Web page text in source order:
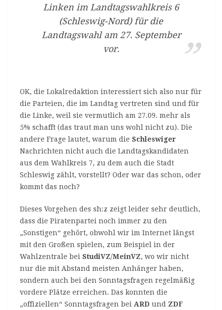
Linken im Landtagswahlkreis 6
(Schleswig-Nord) für die
Landtagswahl am 27. September
vor.
OK, die Lokalredaktion interessiert sich also nur für
die Parteien, die im Landtag vertreten sind und für
die Linke, weil sie vermutlich am 27.09. mehr als
5% schafft (das traut man uns wohl nicht zu). Die
andere Frage lautet, warum die Schleswiger
Nachrichten nicht auch die Landtagskandidaten
aus dem Wahlkreis 7, zu dem auch die Stadt
Schleswig zählt, vorstellt? Oder war das schon, oder
kommt das noch?
Dieses Vorgehen des sh:z zeigt leider sehr deutlich,
dass die Piratenpartei noch immer zu den
„Sonstigen“ gehört, obwohl wir im Internet längst
mit den Großen spielen, zum Beispiel in der
Wahlzentrale bei StudiVZ/MeinVZ, wo wir nicht
nur die mit Abstand meisten Anhänger haben,
sondern auch bei den Sonntagsfragen regelmäßig
vordere Plätze erreichen. Das konnten die
„offiziellen“ Sonntagsfragen bei ARD und ZDF